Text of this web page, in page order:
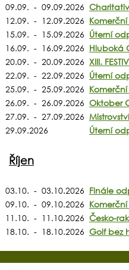
09.09. - 09.09.2026
12.09. - 12.09.2026
15.09. - 15.09.2026 Úterní
16.09. - 16.09.2026 Hluboká
20.09. - 20.09.2026 XIII.
22.09. - 22.09.2026 Úterní
25.09. - 25.09.2026
26.09. - 26.09.2026 Oktober
27.09. - 27.09.2026
29.09.2026
Úterní
Říjen
03.10. - 03.10.2026 Finále
09.10. - 09.10.2026
11.10. - 11.10.2026 Česko-
18.10. - 18.10.2026 Golf bez